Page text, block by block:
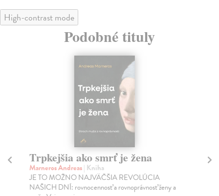
High-contrast mode
Podobné tituly
Trpkejšia ako smrť je žena
Marneros Andreas| Kniha
JE TO MOŽNO NAJVÄČŠIA REVOLÚCIA
NAŠICH DNÍ: rovnocennosť a rovnoprávnosť ženy a